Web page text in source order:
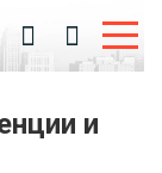
и